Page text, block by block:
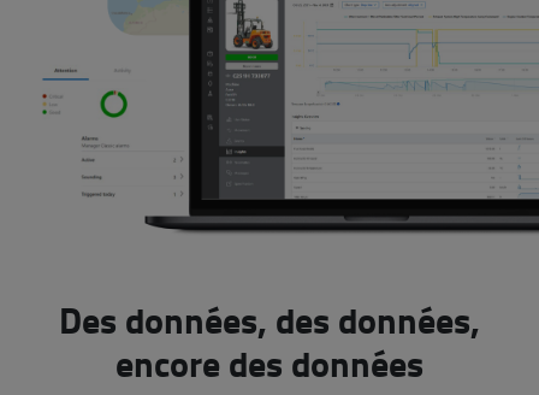
Des données, des données,
encore des données